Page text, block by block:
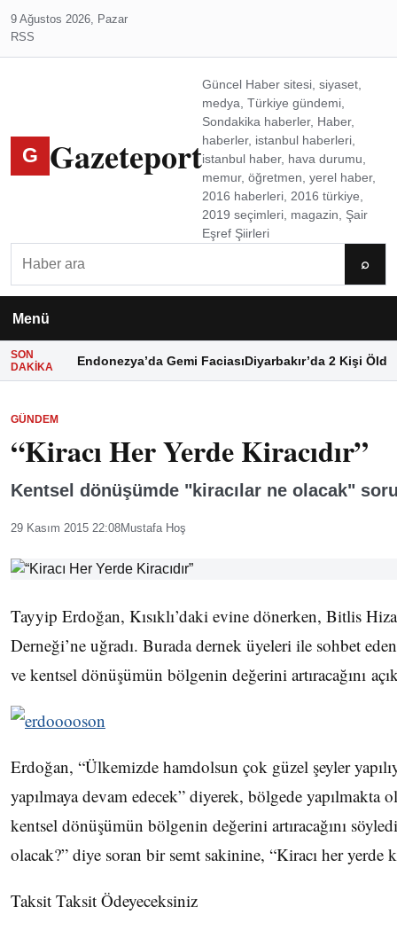
9 Ağustos 2026, Pazar
RSS
G Gazeteport
Güncel Haber sitesi, siyaset,
medya, Türkiye gündemi,
Sondakika haberler, Haber,
haberler, istanbul haberleri,
istanbul haber, hava durumu,
memur, öğretmen, yerel haber,
2016 haberleri, 2016 türkiye,
2019 seçimleri, magazin, Şair
Eşref Şiirleri
⌕
Menü
SON
DAKIKA
Endonezya’da Gemi FaciasıDiyarbakır’da 2 Kişi Öldü
GÜNDEM
“Kiracı Her Yerde Kiracıdır”
Kentsel dönüşümde "kiracılar ne olacak"
29 Kasım 2015 22:08Mustafa Hoş
Tayyip Erdoğan, Kısıklı’daki evine dönerken, Bitlis
Derneği’ne uğradı. Burada dernek üyeleri ile sohbet
ve kentsel dönüşümün bölgenin değerini artıracağını
Erdoğan, “Ülkemizde hamdolsun çok güzel şeyler
yapılmaya devam edecek” diyerek, bölgede yapılmakta
kentsel dönüşümün bölgenin değerini artıracağını
olacak?” diye soran bir semt sakinine, “Kiracı her yerde
Taksit Taksit Ödeyeceksiniz